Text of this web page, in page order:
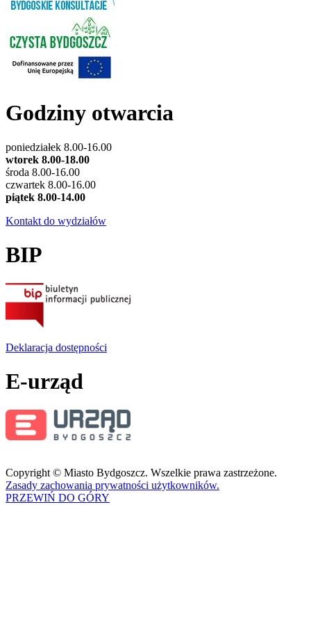
Godziny otwarcia
poniedziałek 8.00-16.00
wtorek 8.00-18.00
środa 8.00-16.00
czwartek 8.00-16.00
piątek 8.00-14.00
Kontakt do wydziałów
BIP
Deklaracja dostępności
E-urząd
Copyright © Miasto Bydgoszcz. Wszelkie prawa zastrzeżone.
Zasady zachowania prywatności użytkowników.
PRZEWIŃ DO GÓRY